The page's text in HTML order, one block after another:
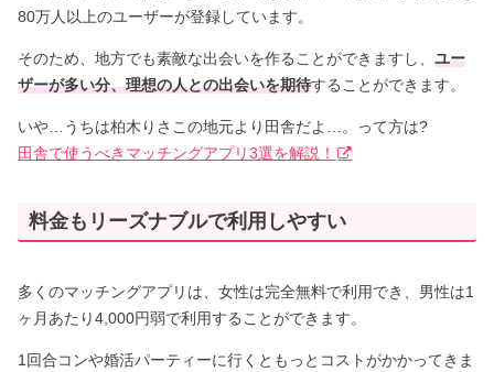
80万人以上のユーザーが登録しています。
そのため、地方でも素敵な出会いを作ることができますし、ユー
ザーが多い分、理想の人との出会いを期待することができます。
いや…うちは柏木りさこの地元より田舎だよ…。って方は?
田舎で使うべきマッチングアプリ3選を解説！
料金もリーズナブルで利用しやすい
多くのマッチングアプリは、女性は完全無料で利用でき、男性は1
ヶ月あたり4,000円弱で利用することができます。
1回合コンや婚活パーティーに行くともっとコストがかかってきま